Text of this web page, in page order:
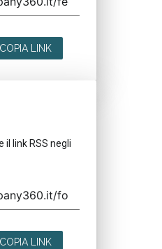
COPIA LINK
il link RSS negli
COPIA LINK